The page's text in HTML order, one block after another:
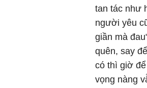
tan tác như
người yêu
giần mà
quên, say
có thì giờ
vọng nàng